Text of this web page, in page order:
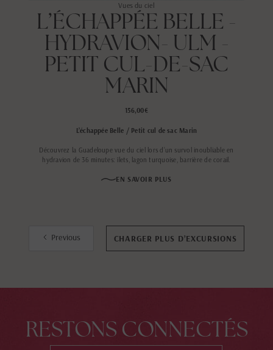
Vues du ciel
L’ÉCHAPPÉE BELLE -
HYDRAVION- ULM -
PETIT CUL-DE-SAC
MARIN
156,00€
L’échappée Belle / Petit cul de sac Marin
Découvrez la Guadeloupe vue du ciel lors d’un survol inoubliable en
hydravion de 36 minutes: îlets, lagon turquoise, barrière de corail.
EN SAVOIR PLUS
Previous CHARGER PLUS D’EXCURSIONS
RESTONS CONNECTÉS